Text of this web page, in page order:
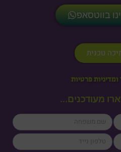
בווטסאפ
טכנית
פרטיות
מעודכנים...
lastName
cellPhone